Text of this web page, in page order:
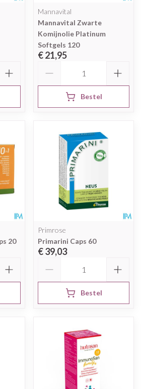
Mannavital
Mannavital Zwarte
Komijnolie Platinum
Softgels 120
€ 21,95
Bestel
20
Primrose
Primarini Caps 60
€ 39,03
Bestel